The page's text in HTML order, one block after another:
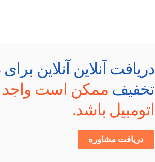
دریافت آنلاین آنلاین
تخفیف ممکن است واجد
اتومبیل باشد.
دریافت مشاوره